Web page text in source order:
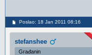
Poslao: 18 Jan 2011 08:16
stefanshee
Građanin